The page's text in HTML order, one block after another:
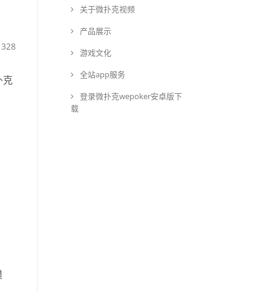
克
关于微扑克视频
产品展示
游戏文化
全站app服务
登录微扑克wepoker安卓版下
载